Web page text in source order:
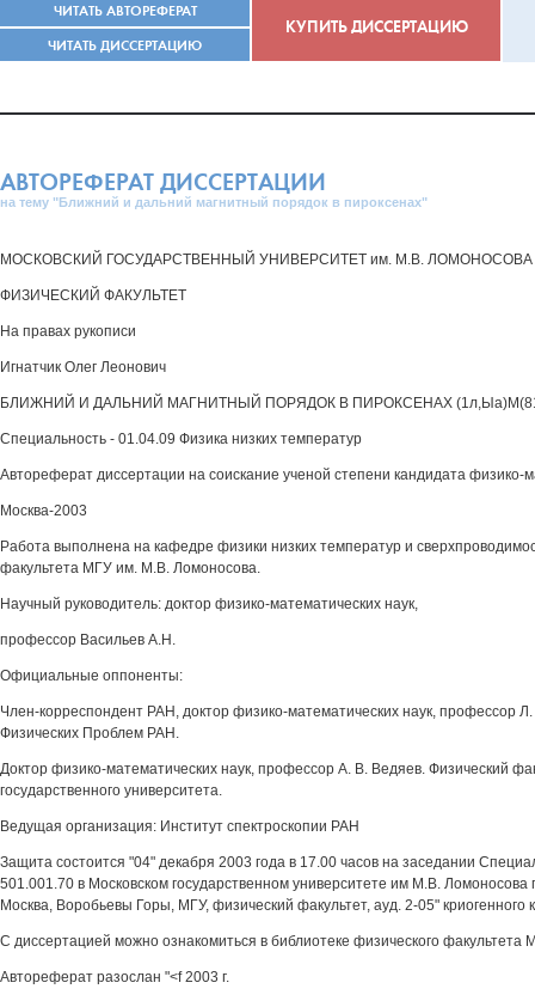
ЧИТАТЬ АВТОРЕФЕРАТ
ЧИТАТЬ ДИССЕРТАЦИЮ
КУПИТЬ ДИССЕРТАЦИЮ
АВТОРЕФЕРАТ ДИССЕРТАЦИИ
на тему "Ближний и дальний магнитный порядок в пироксенах"
МОСКОВСКИЙ ГОСУДАРСТВЕННЫЙ УНИВЕРСИТЕТ им. М.В. ЛОМОНОСОВА
ФИЗИЧЕСКИЙ ФАКУЛЬТЕТ
На правах рукописи
Игнатчик Олег Леонович
БЛИЖНИЙ И ДАЛЬНИЙ МАГНИТНЫЙ ПОРЯДОК В ПИРОКСЕНАХ
Специальность - 01.04.09 Физика низких температур
Автореферат диссертации на соискание ученой степени кандидата физико-
Москва-2003
Работа выполнена на кафедре физики низких температур и
факультета МГУ им. М.В. Ломоносова.
Научный руководитель: доктор физико-математических наук,
профессор Васильев А.Н.
Официальные оппоненты:
Член-корреспондент РАН, доктор физико-математических наук, профессор
Физических Проблем РАН.
Доктор физико-математических наук, профессор А. В. Ведяев. Физический
государственного университета.
Ведущая организация: Институт спектроскопии РАН
Защита состоится "04" декабря 2003 года в 17.00 часов на заседании
501.001.70 в Московском государственном университете им М.В.
Москва, Воробьевы Горы, МГУ, физический факультет, ауд. 2-05" криогенного
С диссертацией можно ознакомиться в библиотеке физического факультета
Автореферат разослан "<f 2003 г.